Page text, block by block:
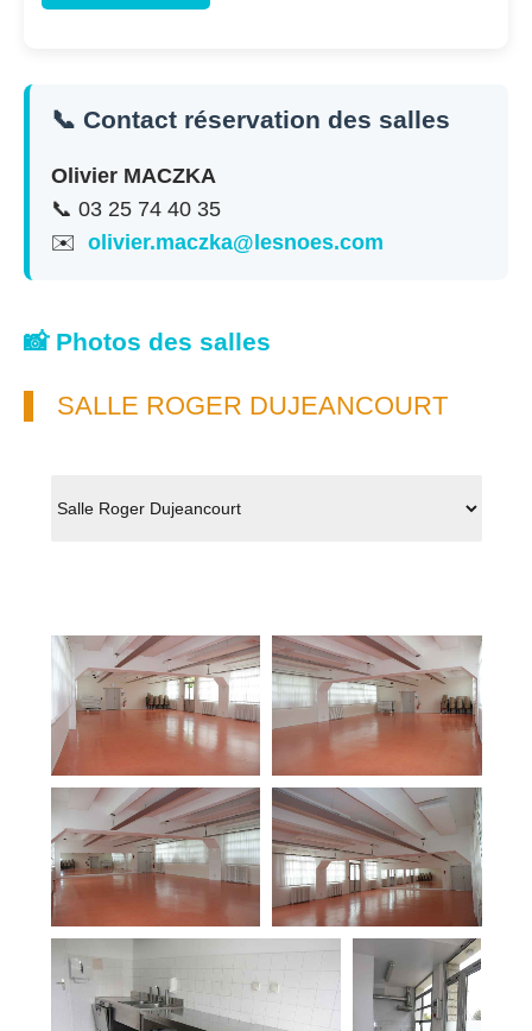
📞 Contact réservation des salles
Olivier MACZKA
📞 03 25 74 40 35
✉️ olivier.maczka@lesnoes.com
📸 Photos des salles
SALLE ROGER DUJEANCOURT